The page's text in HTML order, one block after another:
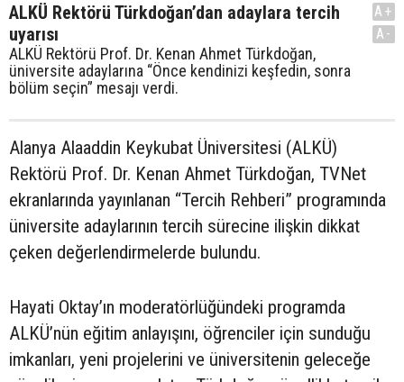
ALKÜ Rektörü Türkdoğan’dan adaylara tercih
uyarısı
ALKÜ Rektörü Prof. Dr. Kenan Ahmet Türkdoğan,
üniversite adaylarına “Önce kendinizi keşfedin, sonra
bölüm seçin” mesajı verdi.
A+
A-
Alanya Alaaddin Keykubat Üniversitesi (ALKÜ)
Rektörü Prof. Dr. Kenan Ahmet Türkdoğan, TVNet
ekranlarında yayınlanan “Tercih Rehberi” programında
üniversite adaylarının tercih sürecine ilişkin dikkat
çeken değerlendirmelerde bulundu.
Hayati Oktay’ın moderatörlüğündeki programda
ALKÜ’nün eğitim anlayışını, öğrenciler için sunduğu
imkanları, yeni projelerini ve üniversitenin geleceğe